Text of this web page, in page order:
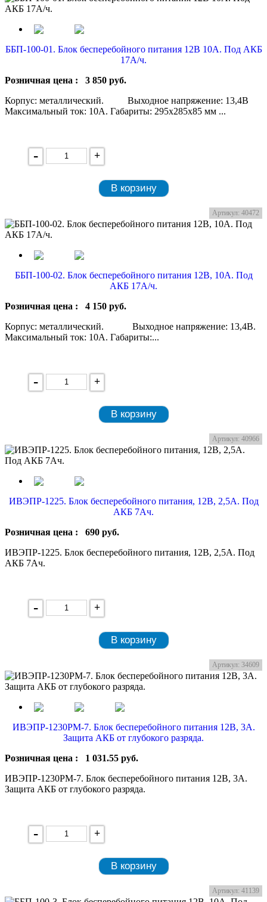
ББП-100-01. Блок бесперебойного питания 12В 10А. Под АКБ
17А/ч.
Розничная цена : 3 850 руб.
Корпус: металлический. Выходное напряжение: 13,4В
Максимальный ток: 10А. Габариты: 295х285х85 мм ...
- +
В корзину
Артикул: 40472
ББП-100-02. Блок бесперебойного питания 12В, 10А. Под
АКБ 17А/ч.
Розничная цена : 4 150 руб.
Корпус: металлический. Выходное напряжение: 13,4В.
Максимальный ток: 10А. Габариты:...
- +
В корзину
Артикул: 40966
ИВЭПР-1225. Блок бесперебойного питания, 12В, 2,5А. Под
АКБ 7Ач.
Розничная цена : 690 руб.
ИВЭПР-1225. Блок бесперебойного питания, 12В, 2,5А. Под
АКБ 7Ач.
- +
В корзину
Артикул: 34609
ИВЭПР-1230РМ-7. Блок бесперебойного питания 12В, 3А.
Защита АКБ от глубокого разряда.
Розничная цена : 1 031.55 руб.
ИВЭПР-1230РМ-7. Блок бесперебойного питания 12В, 3А.
Защита АКБ от глубокого разряда.
- +
В корзину
Артикул: 41139